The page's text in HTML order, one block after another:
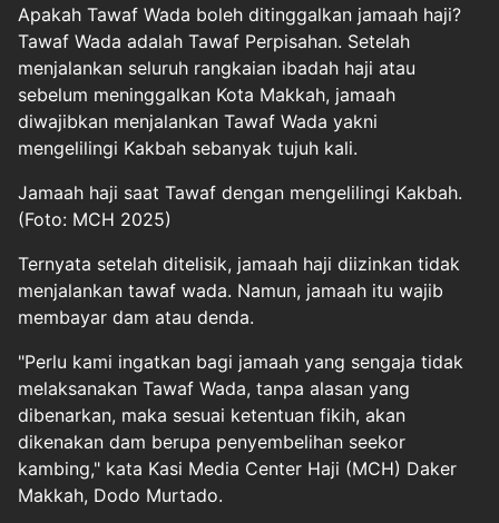
Apakah Tawaf Wada boleh ditinggalkan jamaah haji?
Tawaf Wada adalah Tawaf Perpisahan. Setelah
menjalankan seluruh rangkaian ibadah haji atau
sebelum meninggalkan Kota Makkah, jamaah
diwajibkan menjalankan Tawaf Wada yakni
mengelilingi Kakbah sebanyak tujuh kali.
Jamaah haji saat Tawaf dengan mengelilingi Kakbah.
(Foto: MCH 2025)
Ternyata setelah ditelisik, jamaah haji diizinkan tidak
menjalankan tawaf wada. Namun, jamaah itu wajib
membayar dam atau denda.
"Perlu kami ingatkan bagi jamaah yang sengaja tidak
melaksanakan Tawaf Wada, tanpa alasan yang
dibenarkan, maka sesuai ketentuan fikih, akan
dikenakan dam berupa penyembelihan seekor
kambing," kata Kasi Media Center Haji (MCH) Daker
Makkah, Dodo Murtado.